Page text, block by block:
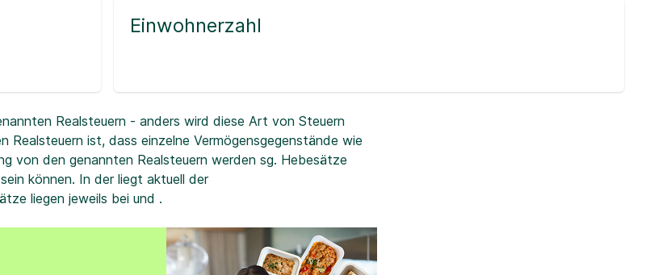
Einwohnerzahl
Realsteuern - anders wird diese Art von Steuern
ist, dass einzelne Vermögensgegenstände wie
von den genannten Realsteuern werden sg. Hebesätze
können. In der liegt aktuell der
liegen jeweils bei und .